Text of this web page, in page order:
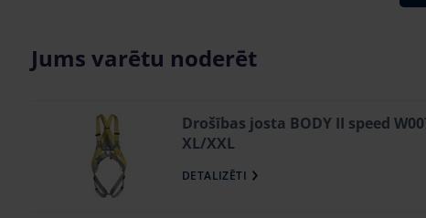
Jums varētu noderēt
Drošības josta BODY II speed
XL/XXL
DETALIZĒTI